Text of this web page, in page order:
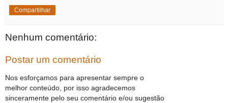
Compartilhar
Nenhum comentário:
Postar um comentário
Nos esforçamos para apresentar sempre o
melhor conteúdo, por isso agradecemos
sinceramente pelo seu comentário e/ou sugestão